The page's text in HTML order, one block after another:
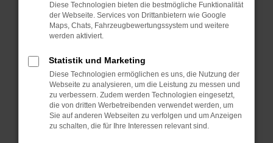
Prüfe deine Browsererweiterungen.
Manche Erweiterungen, wie Werbeblocker,
können das Laden bestimmter Seiten
anderen Browser oder in einem privaten
Fenster?
Starte dein Gerät neu.
Das kann manchmal helfen,
vorübergehende Probleme zu beheben.
Diese Technologien bieten die bestmögliche Funktionalität
der Webseite. Services von Drittanbietern wie Google
Maps, Chats, Fahrzeugbewertungssystem und weitere
werden aktiviert.
Statistik und Marketing
Diese Technologien ermöglichen es uns, die Nutzung der
Webseite zu analysieren, um die Leistung zu messen und
zu verbessern. Zudem werden Technologien eingesetzt,
die von dritten Werbetreibenden verwendet werden, um
Sie auf anderen Webseiten zu verfolgen und um Anzeigen
zu schalten, die für Ihre Interessen relevant sind.